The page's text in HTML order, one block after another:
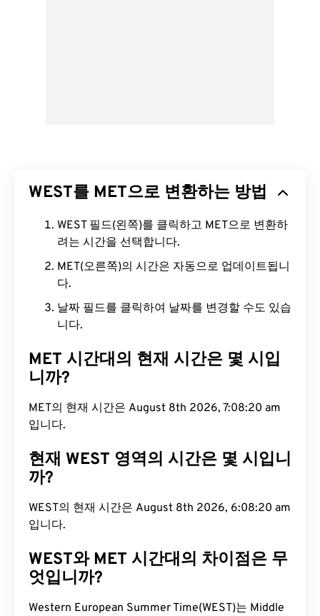
WEST를 MET으로 변환하는 방법
WEST 필드(왼쪽)를 클릭하고 MET으로 변환하
려는 시간을 선택합니다.
MET(오른쪽)의 시간은 자동으로 업데이트됩니
다.
날짜 필드를 클릭하여 날짜를 변경할 수도 있습
니다.
MET 시간대의 현재 시간은 몇 시입
니까?
MET의 현재 시간은 August 8th 2026, 7:08:21 am입
니다.
현재 WEST 영역의 시간은 몇 시입니
까?
WEST의 현재 시간은 August 8th 2026, 6:08:21 am
입니다.
WEST와 MET 시간대의 차이점은 무
엇입니까?
Western European Summer Time(WEST)는 Middle